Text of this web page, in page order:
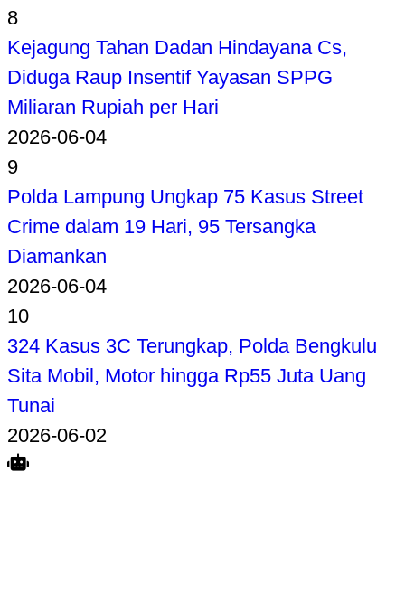
8
Kejagung Tahan Dadan Hindayana Cs,
Diduga Raup Insentif Yayasan SPPG
Miliaran Rupiah per Hari
2026-06-04
9
Polda Lampung Ungkap 75 Kasus Street
Crime dalam 19 Hari, 95 Tersangka
Diamankan
2026-06-04
10
324 Kasus 3C Terungkap, Polda Bengkulu
Sita Mobil, Motor hingga Rp55 Juta Uang
Tunai
2026-06-02